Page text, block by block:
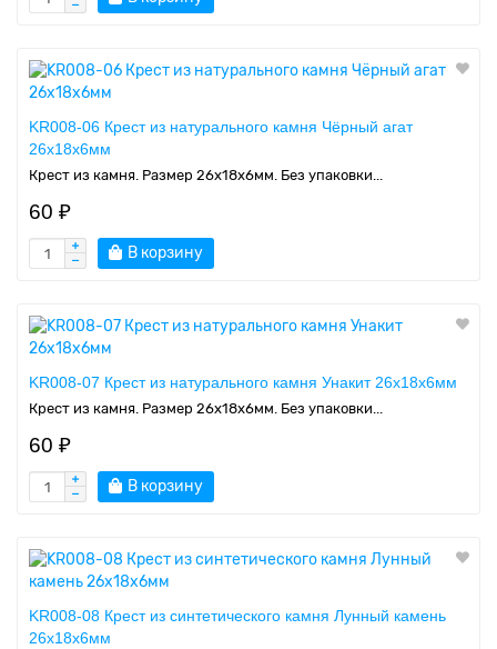
KR008-06 Крест из натурального камня Чёрный агат
26х18х6мм
Крест из камня. Размер 26х18х6мм. Без упаковки...
60 ₽
В корзину
KR008-07 Крест из натурального камня Унакит 26х18х6мм
Крест из камня. Размер 26х18х6мм. Без упаковки...
60 ₽
В корзину
KR008-08 Крест из синтетического камня Лунный камень
26х18х6мм